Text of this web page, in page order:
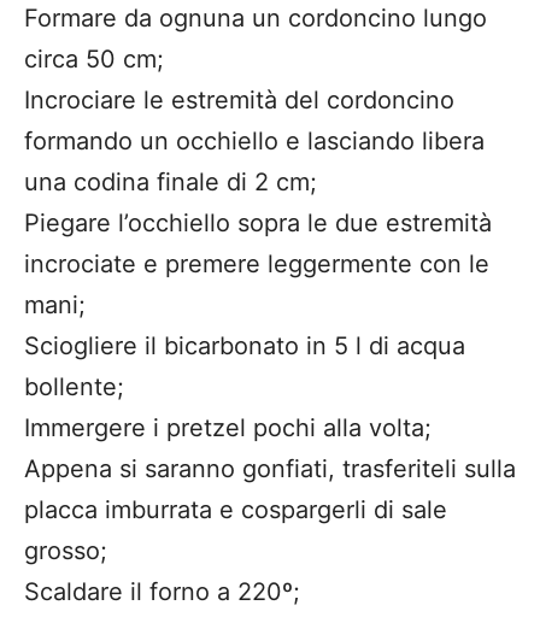
Formare da ognuna un cordoncino lungo
circa 50 cm;
Incrociare le estremità del cordoncino
formando un occhiello e lasciando libera
una codina finale di 2 cm;
Piegare l’occhiello sopra le due estremità
incrociate e premere leggermente con le
mani;
Sciogliere il bicarbonato in 5 l di acqua
bollente;
Immergere i pretzel pochi alla volta;
Appena si saranno gonfiati, trasferiteli sulla
placca imburrata e cospargerli di sale
grosso;
Scaldare il forno a 220º;